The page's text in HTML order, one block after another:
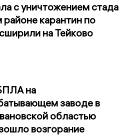
с уничтожением стада
карантин по
на Тейково
на
заводе в
областью
возгорание